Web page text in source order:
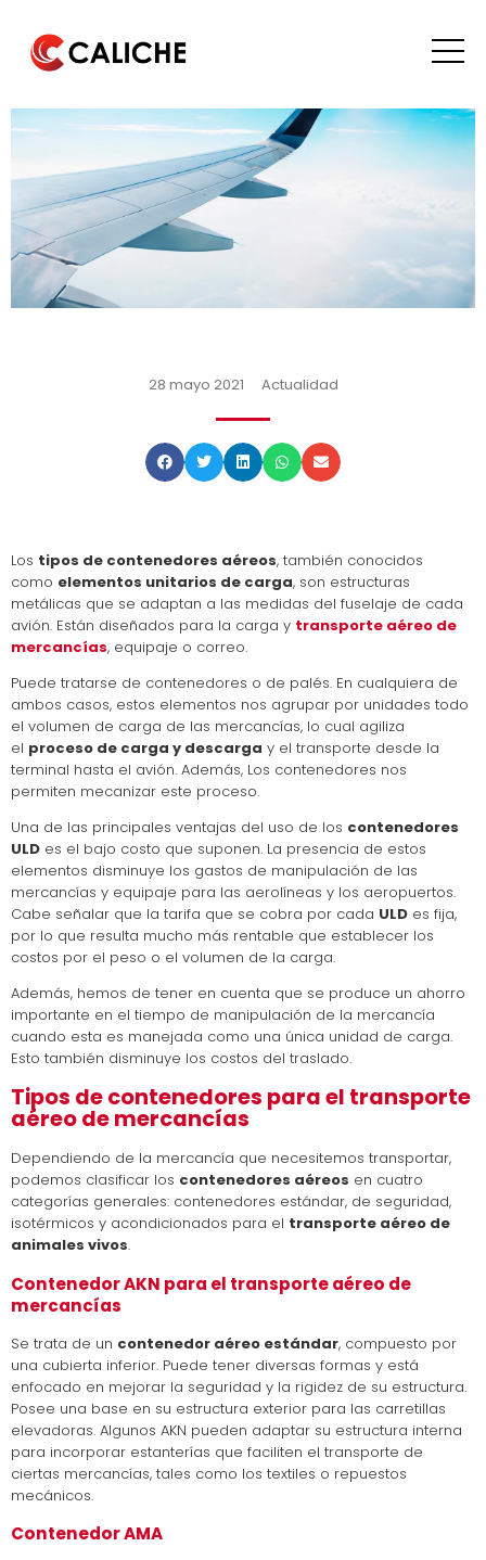
28 mayo 2021 Actualidad
Los tipos de contenedores aéreos, también conocidos
como elementos unitarios de carga, son estructuras
metálicas que se adaptan a las medidas del fuselaje de cada
avión. Están diseñados para la carga y transporte aéreo de
mercancías, equipaje o correo.
Puede tratarse de contenedores o de palés. En cualquiera de
ambos casos, estos elementos nos agrupar por unidades todo
el volumen de carga de las mercancías, lo cual agiliza
el proceso de carga y descarga y el transporte desde la
terminal hasta el avión. Además, Los contenedores nos
permiten mecanizar este proceso.
Una de las principales ventajas del uso de los contenedores
ULD es el bajo costo que suponen. La presencia de estos
elementos disminuye los gastos de manipulación de las
mercancías y equipaje para las aerolíneas y los aeropuertos.
Cabe señalar que la tarifa que se cobra por cada ULD es fija,
por lo que resulta mucho más rentable que establecer los
costos por el peso o el volumen de la carga.
Además, hemos de tener en cuenta que se produce un ahorro
importante en el tiempo de manipulación de la mercancía
cuando esta es manejada como una única unidad de carga.
Esto también disminuye los costos del traslado.
Tipos de contenedores para el transporte
aéreo de mercancías
Dependiendo de la mercancía que necesitemos transportar,
podemos clasificar los contenedores aéreos en cuatro
categorías generales: contenedores estándar, de seguridad,
isotérmicos y acondicionados para el transporte aéreo de
animales vivos.
Contenedor AKN para el transporte aéreo de
mercancías
Se trata de un contenedor aéreo estándar, compuesto por
una cubierta inferior. Puede tener diversas formas y está
enfocado en mejorar la seguridad y la rigidez de su estructura.
Posee una base en su estructura exterior para las carretillas
elevadoras. Algunos AKN pueden adaptar su estructura interna
para incorporar estanterías que faciliten el transporte de
ciertas mercancías, tales como los textiles o repuestos
mecánicos.
Contenedor AMA